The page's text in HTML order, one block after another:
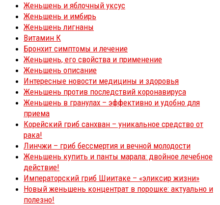
Женьшень и яблочный уксус
Женьшень и имбирь
Женьшень лигнаны
Витамин К
Бронхит симптомы и лечение
Женьшень, его свойства и применение
Женьшень описание
Интересные новости медицины и здоровья
Женьшень против последствий коронавируса
Женьшень в гранулах – эффективно и удобно для
приема
Корейский гриб санхван – уникальное средство от
рака!
Линчжи – гриб бессмертия и вечной молодости
Женьшень купить и панты марала: двойное лечебное
действие!
Императорский гриб Шиитаке – «эликсир жизни»
Новый женьшень концентрат в порошке: актуально и
полезно!